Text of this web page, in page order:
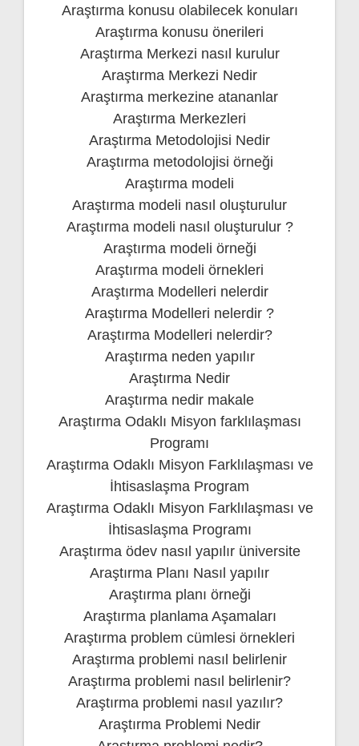
Araştırma konusu olabilecek konuları
Araştırma konusu önerileri
Araştırma Merkezi nasıl kurulur
Araştırma Merkezi Nedir
Araştırma merkezine atananlar
Araştırma Merkezleri
Araştırma Metodolojisi Nedir
Araştırma metodolojisi örneği
Araştırma modeli
Araştırma modeli nasıl oluşturulur
Araştırma modeli nasıl oluşturulur ?
Araştırma modeli örneği
Araştırma modeli örnekleri
Araştırma Modelleri nelerdir
Araştırma Modelleri nelerdir ?
Araştırma Modelleri nelerdir?
Araştırma neden yapılır
Araştırma Nedir
Araştırma nedir makale
Araştırma Odaklı Misyon farklılaşması
Programı
Araştırma Odaklı Misyon Farklılaşması ve
İhtisaslaşma Program
Araştırma Odaklı Misyon Farklılaşması ve
İhtisaslaşma Programı
Araştırma ödev nasıl yapılır üniversite
Araştırma Planı Nasıl yapılır
Araştırma planı örneği
Araştırma planlama Aşamaları
Araştırma problem cümlesi örnekleri
Araştırma problemi nasıl belirlenir
Araştırma problemi nasıl belirlenir?
Araştırma problemi nasıl yazılır?
Araştırma Problemi Nedir